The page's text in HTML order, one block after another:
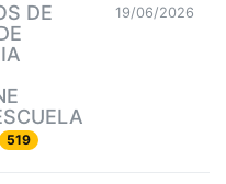
DE
519
19/06/2026